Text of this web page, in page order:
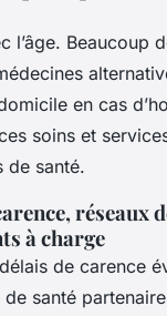
l’âge. Beaucoup
en cas
soins et
de santé.
réseaux
à charge
de carence
santé